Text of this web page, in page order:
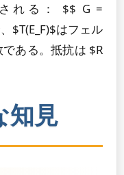
れる： $$ G =
$T(E_F)$はフェル
ある。抵抗は $R
知見